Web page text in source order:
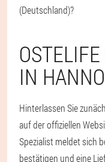
(Deutschland)?
IN
Hinterlassen Sie
auf der offiziellen
Spezialist meldet sich
bestätigen und eine